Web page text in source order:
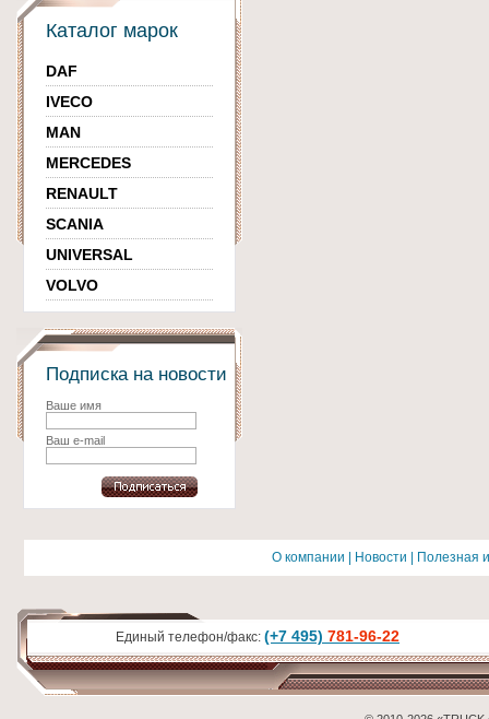
Каталог марок
DAF
IVECO
MAN
MERCEDES
RENAULT
SCANIA
UNIVERSAL
VOLVO
Подписка на новости
Ваше имя
Ваш e-mail
О компании Новости Полезная
Единый телефон/факс: (+7 495) 781-96-22